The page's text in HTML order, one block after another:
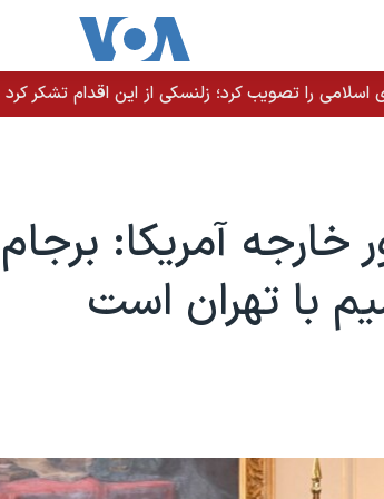
را تصویب کرد؛ زلنسکی از این اقدام تشکر کرد
خارجه آمریکا:‌
با تهران است